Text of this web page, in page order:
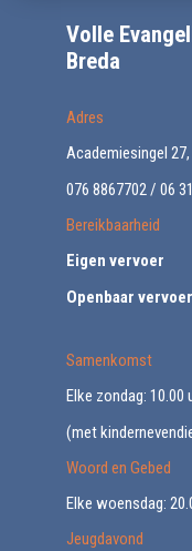
Volle
Breda
Adres
Academiesingel
076 8867702 / 06
Bereikbaarheid
Eigen vervoer
Openbaar vervoer
Samenkomst
Elke zondag: 10.00
(met
Woord en Gebed
Elke woensdag:
Jeugdavond